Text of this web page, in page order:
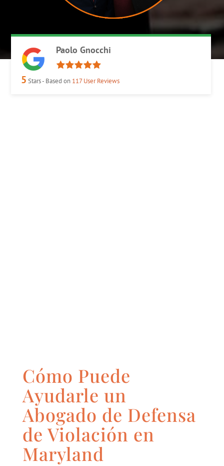
Paolo Gnocchi
5 Stars - Based on 117User Reviews
Cómo Puede
Ayudarle un
Abogado de Defensa
de Violación en
Maryland